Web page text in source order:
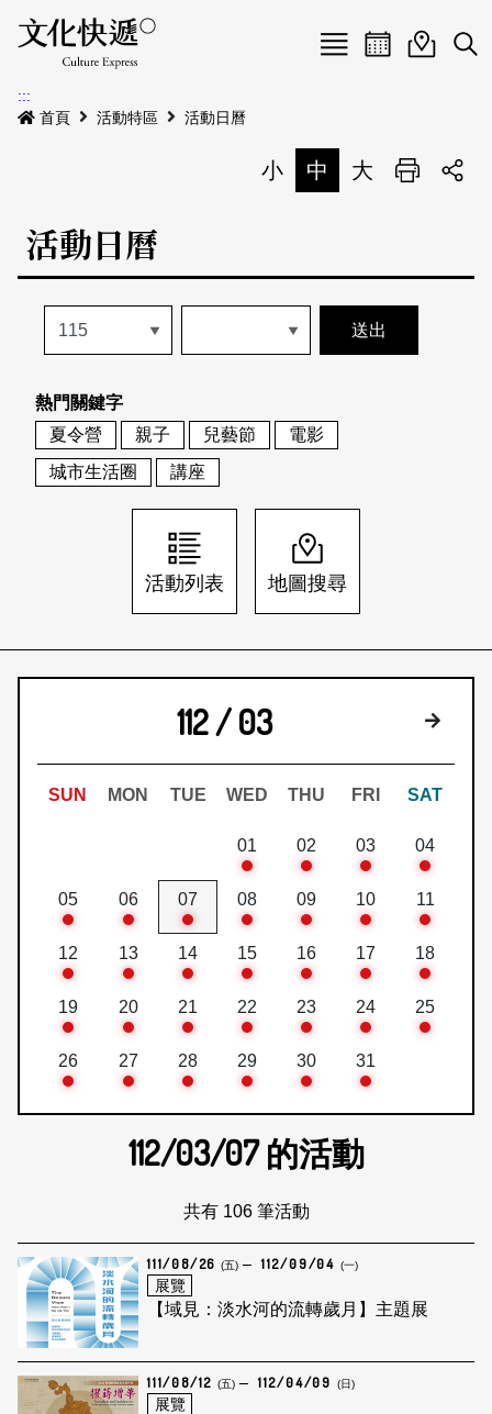
Menu
最新公告
本期專題
歷史專題
活動特區
活動列表
地圖搜尋
關於我們
關於我們
刊物索取地點
會員基本資料
刊登活動
網站導覽 English
日本語 登入/註冊
活動日曆活動地圖
展
:::
首頁
活動特區 活動日曆
小 中 大 列印
活動日曆
熱門關鍵字
夏令營
親子 兒藝節
電影
城市生活圈
講座
活動列表 地圖搜尋
112 / 03 下個月
SUN MON TUE WED THU FRI SAT
01 02 03 04
05 06 07 08 09 10 11
12 13 14 15 16 17 18
19 20 21 22 23 24 25
26 27 28 29 30 31
112/03/07的活動
共有 106 筆活動
111/08/26 (五) 112/09/04 (一)
展覽
【域見：淡水河的流轉歲月】主題展
111/08/12 (五) 112/04/09 (日)
展覽